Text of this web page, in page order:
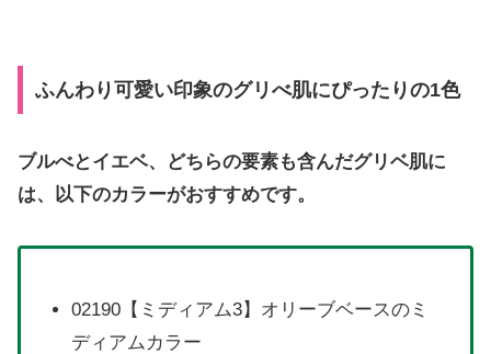
ふんわり可愛い印象のグリべ肌にぴったりの1色
ブルべとイエベ、どちらの要素も含んだグリベ肌に
は、以下のカラーがおすすめです。
02190【ミディアム3】オリーブベースのミ
ディアムカラー